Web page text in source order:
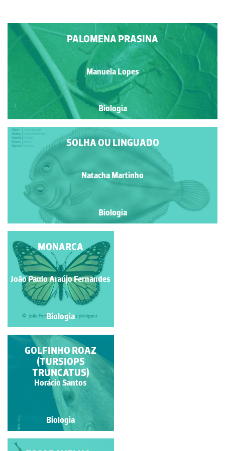
PALOMENA PRASINA
Manuela Lopes
Biologia
SOLHA OU LINGUADO
Natacha Martinho
Biologia
SARDÃO
Isabel Gil
Biologia
MONARCA
João Paulo Araújo Fernandes
Biologia
CAVALO MARINHO
Ana Antunes
Biologia
GOLFINHO ROAZ
(TURSIOPS
TRUNCATUS)
Horácio Santos
Biologia